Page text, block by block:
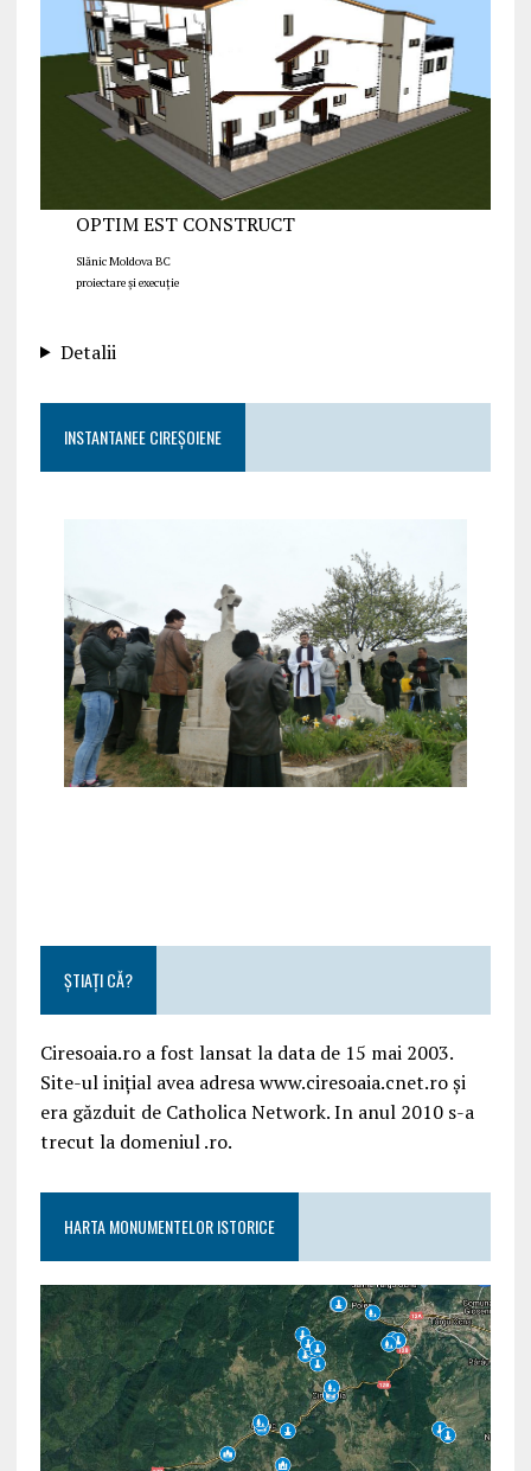
OPTIM EST CONSTRUCT
Slănic Moldova BC
proiectare și execuție
Detalii
INSTANTANEE CIREȘOIENE
ȘTIAȚI CĂ?
Ciresoaia.ro a fost lansat la data de 15 mai 2003.
Site-ul inițial avea adresa www.ciresoaia.cnet.ro și
era găzduit de Catholica Network. In anul 2010 s-a
trecut la domeniul .ro.
HARTA MONUMENTELOR ISTORICE